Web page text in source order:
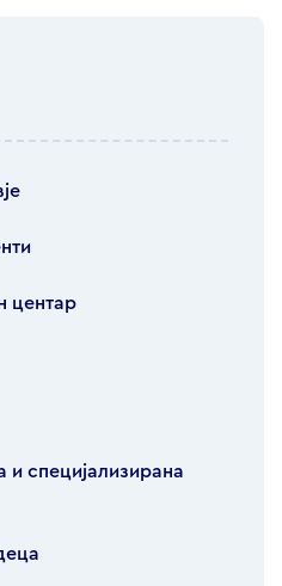
центар
и специјализирана